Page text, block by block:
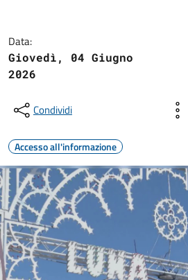
Data:
Giovedì, 04 Giugno
2026
Condividi
Accesso all'informazione